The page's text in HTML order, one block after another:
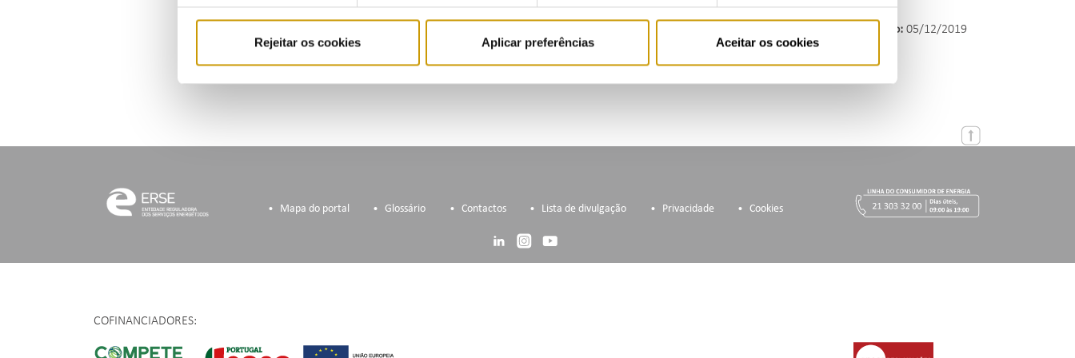
Rejeitar os cookies Aplicar preferências Aceitar os cookies
Data da Conclusão do Processo: 05/12/2019
Mapa do portal Glossário Contactos Lista de divulgação Privacidade Cookies
COFINANCIADORES: